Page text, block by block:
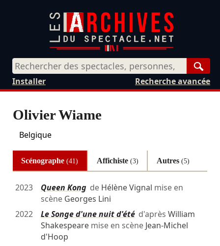
Recherche avancée
Installer
Olivier Wiame
Belgique
Scénographe(41) Affichiste (3) Autres(5)
2023 Queen Kongde Hélène Vignal mise en
scène Georges Lini
2022
Le Songe d'une nuit d'étéd'après William
Shakespearemise en scène Jean-Michel
d'Hoop